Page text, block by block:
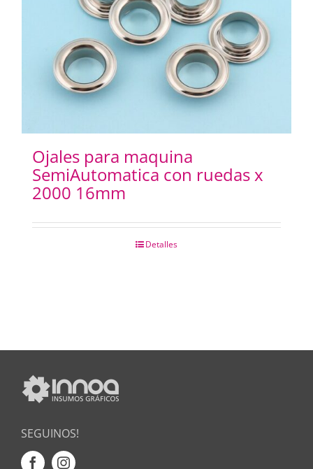
Ojales para maquina
SemiAutomatica con ruedas x
2000 16mm
Detalles
SEGUINOS!